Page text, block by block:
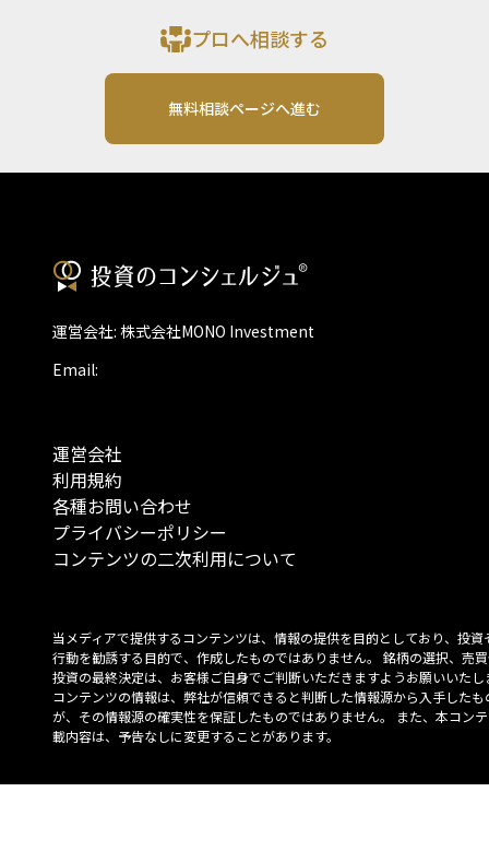
プロへ相談する
無料相談ページへ進む
運営会社: 株式会社MONO Investment
Email:
運営会社
利用規約
各種お問い合わせ
プライバシーポリシー
コンテンツの二次利用について
当メディアで提供するコンテンツは、情報の提供を目的としており、投資
行動を勧誘する目的で、作成したものではありません。 銘柄の選択、売
投資の最終決定は、お客様ご自身でご判断いただきますようお願いいたし
コンテンツの情報は、弊社が信頼できると判断した情報源から入手したも
が、その情報源の確実性を保証したものではありません。 また、本コン
載内容は、予告なしに変更することがあります。